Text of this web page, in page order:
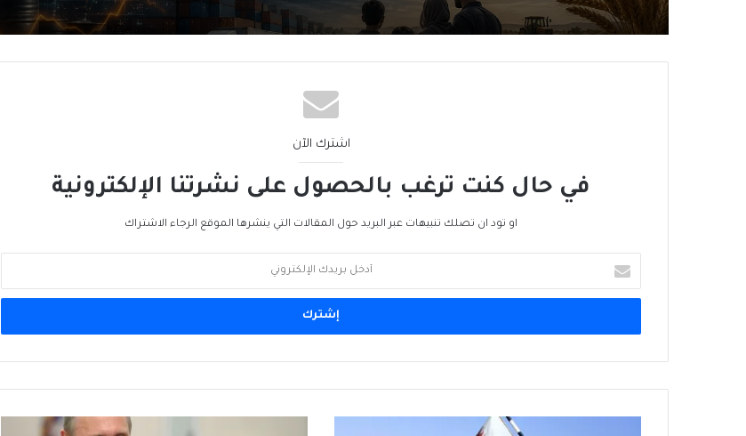
الأمن الغذائي العالمي… الجبهة الأخرى للحرب
هرمز… لكن البحر الأحمر ليس أكثر أمانًا
اشترك الآن
في حال كنت ترغب بالحصول على نشرتنا الإلكترونية
او تود ان تصلك تنبيهات عبر البريد حول المقالات التي ينشرها الموقع الرجاء الاشتراك
بريدك
الإلكتروني